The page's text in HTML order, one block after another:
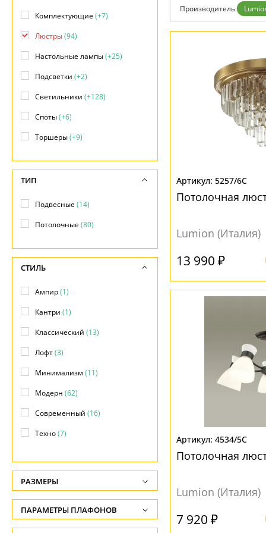
Контакты
Производитель:
5257/6C
Потолочная
Lumion (Италия)
13 990 ₽
4534/5C
Потолочная
Lumion (Италия)
7 920 ₽
Комплектующие(+7)
Люстры(94)
Настольные лампы(+25)
Подсветки (+2)
Светильники (+128)
Споты(+6)
Торшеры(+9)
ТИП
Подвесные(14)
Потолочные(80)
СТИЛЬ
Ампир(1)
Кантри (1)
Классический (13)
Лофт(3)
Минимализм (11)
Модерн (62)
Современный (16)
Техно(7)
РАЗМЕРЫ
Высота, см
-
ПАРАМЕТРЫ ПЛАФОНОВ